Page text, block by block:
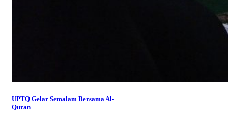
UPTQ Gelar Semalam Bersama Al-
Quran